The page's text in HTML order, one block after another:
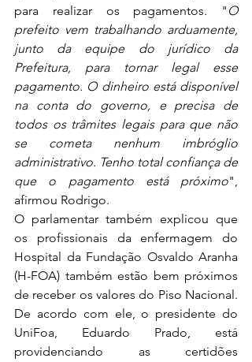
para realizar os pagamentos. " O
prefeito vem trabalhando arduamente,
junto da equipe do jurídico da
Prefeitura, para tornar legal esse
pagamento. O dinheiro está disponível
na conta do governo, e precisa de
todos os trâmites legais para que não
se cometa nenhum imbróglio
administrativo. Tenho total confiança de
que o pagamento está próximo",
afirmou Rodrigo.
O parlamentar também explicou que
os profissionais da enfermagem do
Hospital da Fundação Osvaldo Aranha
(H-FOA) também estão bem próximos
de receber os valores do Piso Nacional.
De acordo com ele, o presidente do
UniFoa, Eduardo Prado, está
providenciando as certidões